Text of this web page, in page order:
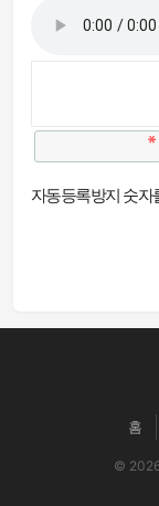
자동등록방지 숫자
홈
©